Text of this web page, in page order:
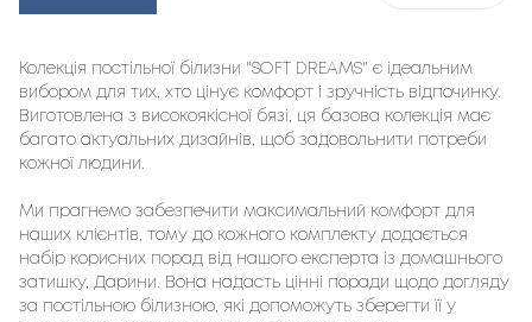
Колекція постільної білизни "SOFT DREAMS" є ідеальним
вибором для тих, хто цінує комфорт і зручність відпочинку.
Виготовлена з високоякісної бязі, ця базова колекція має
багато актуальних дизайнів, щоб задовольнити потреби
кожної людини.
Ми прагнемо забезпечити максимальний комфорт для
наших клієнтів, тому до кожного комплекту додається
набір корисних порад від нашого експерта із домашнього
затишку, Дарини. Вона надасть цінні поради щодо догляду
за постільною білизною, які допоможуть зберегти її у